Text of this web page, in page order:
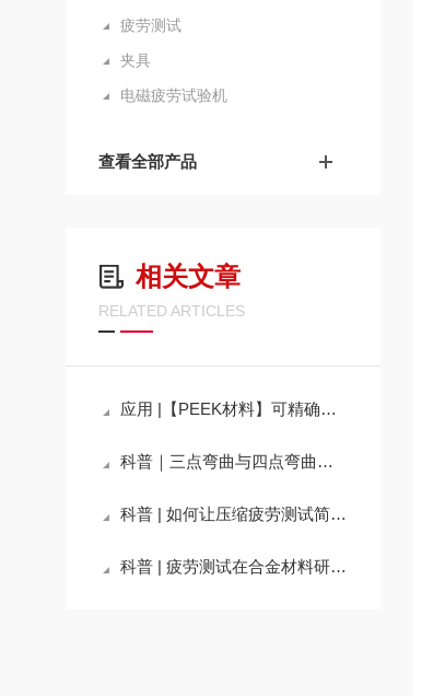
疲劳测试
夹具
电磁疲劳试验机
查看全部产品
相关文章
RELATED ARTICLES
应用 |【PEEK材料】可精确控制频率的高频疲劳试验
科普｜三点弯曲与四点弯曲在疲劳测试中的区别
科普 | 如何让压缩疲劳测试简单化？
科普 | 疲劳测试在合金材料研发中的重要性